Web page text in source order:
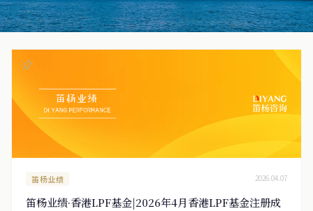
笛杨业绩 2026.04.07
笛杨业绩·香港LPF基金|2026年4月香港LPF基金注册成